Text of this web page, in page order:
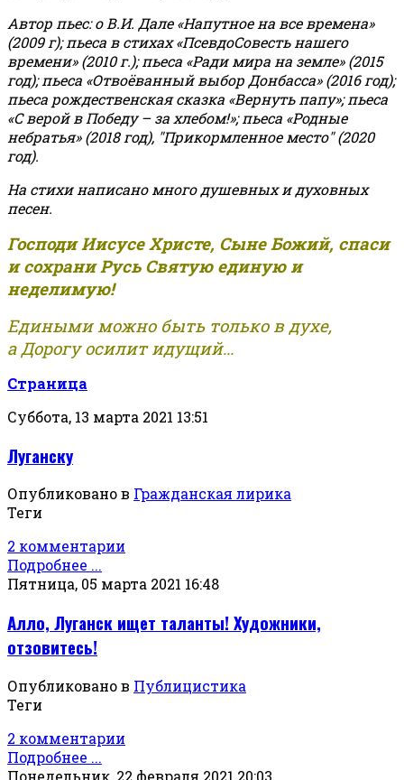
Автор пьес: о В.И. Дале «Напутное на все времена»
(2009 г); пьеса в стихах «ПсевдоСовесть нашего
времени» (2010 г.); пьеса «Ради мира на земле» (2015
год); пьеса «Отвоёванный выбор Донбасса» (2016 год);
пьеса рождественская сказка «Вернуть папу»; пьеса
«С верой в Победу – за хлебом!»;пьеса «Родные
небратья» (2018 год), "Прикормленное место" (2020
год).
На стихи написано много душевных и духовных
песен.
Господи Иисусе Христе, Сыне Божий, спаси
и сохрани Русь Святую единую и
неделимую!
Едиными можно быть только в духе,
а Дорогу осилит идущий...
Страница
Суббота, 13 марта 2021 13:51
Луганску
Опубликовано в Гражданская лирика
Теги
2 комментарии
Подробнее ...
Пятница, 05 марта 2021 16:48
Алло, Луганск ищет таланты! Художники,
отзовитесь!
Опубликовано в Публицистика
Теги
2 комментарии
Подробнее ...
Понедельник, 22 февраля 2021 20:03